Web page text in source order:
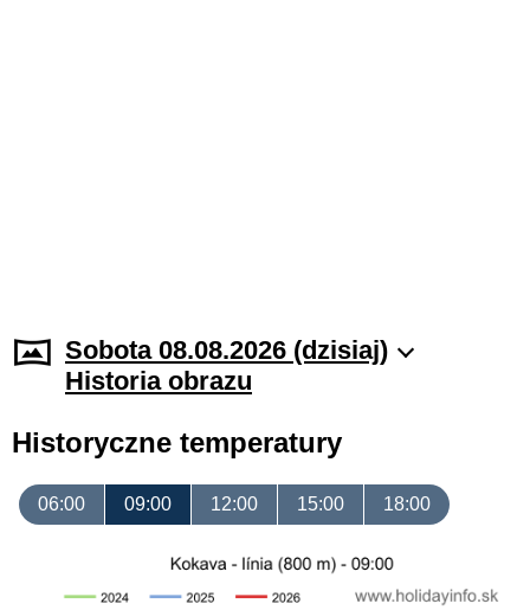
Sobota 08.08.2026 (dzisiaj)
Historia obrazu
Historyczne temperatury
06:00 09:00 12:00 15:00 18:00